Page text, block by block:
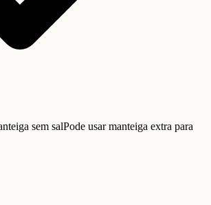
sem salPode usar manteiga extra para